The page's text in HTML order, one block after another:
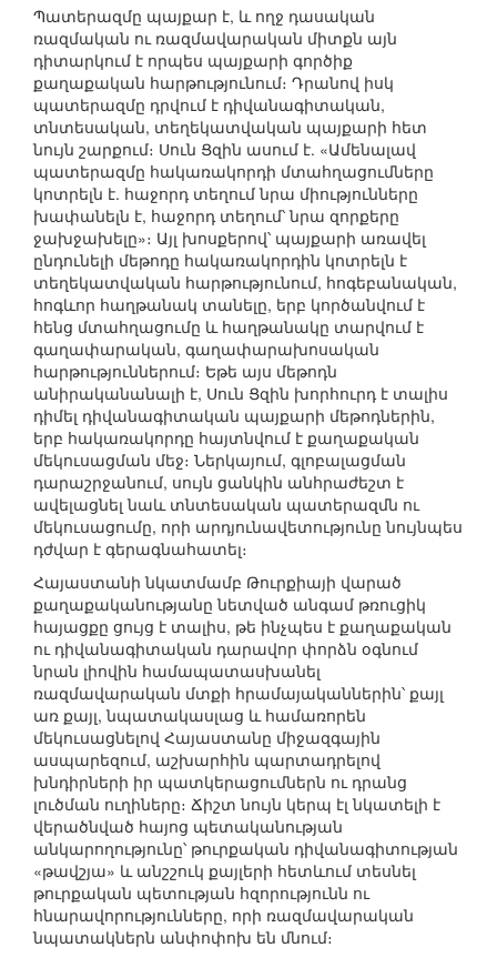
Պատերազմը պայքար է, և ողջ դասական
ռազմական ու ռազմավարական միտքն այն
դիտարկում է որպես պայքարի գործիք
քաղաքական հարթությունում։ Դրանով իսկ
պատերազմը դրվում է դիվանագիտական,
տնտեսական, տեղեկատվական պայքարի հետ
նույն շարքում։ Սուն Ցզին ասում է. «Ամենալավ
պատերազմը հակառակորդի մտահղացումները
կոտրելն է. հաջորդ տեղում նրա միությունները
խափանելն է, հաջորդ տեղում՝ նրա զորքերը
ջախջախելը»։ Այլ խոսքերով՝ պայքարի առավել
ընդունելի մեթոդը հակառակորդին կոտրելն է
տեղեկատվական հարթությունում, հոգեբանական,
հոգևոր հաղթանակ տանելը, երբ կործանվում է
հենց մտահղացումը և հաղթանակը տարվում է
գաղափարական, գաղափարախոսական
հարթություններում։ Եթե այս մեթոդն
անիրականանալի է, Սուն Ցզին խորհուրդ է տալիս
դիմել դիվանագիտական պայքարի մեթոդներին,
երբ հակառակորդը հայտնվում է քաղաքական
մեկուսացման մեջ։ Ներկայում, գլոբալացման
դարաշրջանում, սույն ցանկին անհրաժեշտ է
ավելացնել նաև տնտեսական պատերազմն ու
մեկուսացումը, որի արդյունավետությունը նույնպես
դժվար է գերագնահատել։
Հայաստանի նկատմամբ Թուրքիայի վարած
քաղաքականությանը նետված անգամ թռուցիկ
հայացքը ցույց է տալիս, թե ինչպես է քաղաքական
ու դիվանագիտական դարավոր փորձն օգնում
նրան լիովին համապատասխանել
ռազմավարական մտքի հրամայականներին՝ քայլ
առ քայլ, նպատակասլաց և համառորեն
մեկուսացնելով Հայաստանը միջազգային
ասպարեզում, աշխարհին պարտադրելով
խնդիրների իր պատկերացումներն ու դրանց
լուծման ուղիները։ Ճիշտ նույն կերպ էլ նկատելի է
վերածնված հայոց պետականության
անկարողությունը՝ թուրքական դիվանագիտության
«թավշյա» և անշշուկ քայլերի հետևում տեսնել
թուրքական պետության հզորությունն ու
հնարավորությունները, որի ռազմավարական
նպատակներն անփոփոխ են մնում։